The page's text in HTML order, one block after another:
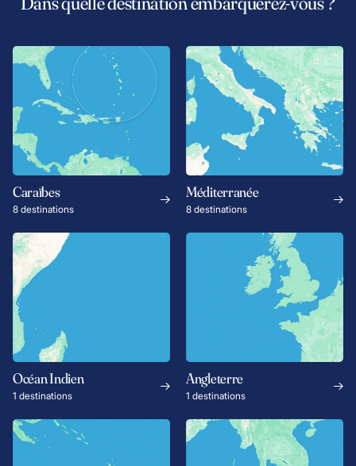
Caraïbes
8 destinations
Méditerranée
8 destinations
Océan Indien
1 destinations
Angleterre
1 destinations